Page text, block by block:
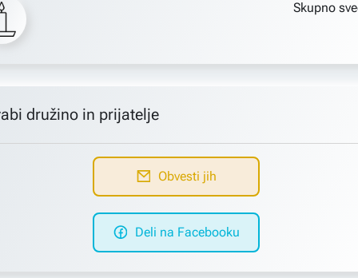
Skupno
družino in prijatelje
Obvesti jih
Deli na Facebooku